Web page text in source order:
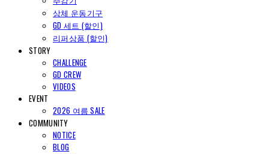
상체 운동기구
GD 세트 (할인)
리퍼상품 (할인)
STORY
CHALLENGE
GD CREW
VIDEOS
EVENT
2026 여름 SALE
COMMUNITY
NOTICE
BLOG